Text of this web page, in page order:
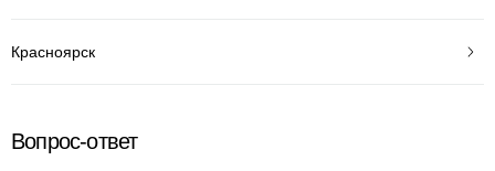
Красноярск
Вопрос-ответ